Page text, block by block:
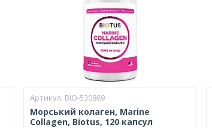
BIO-530869
Морський колаген, Marine
Collagen, Biotus, 120 капсул